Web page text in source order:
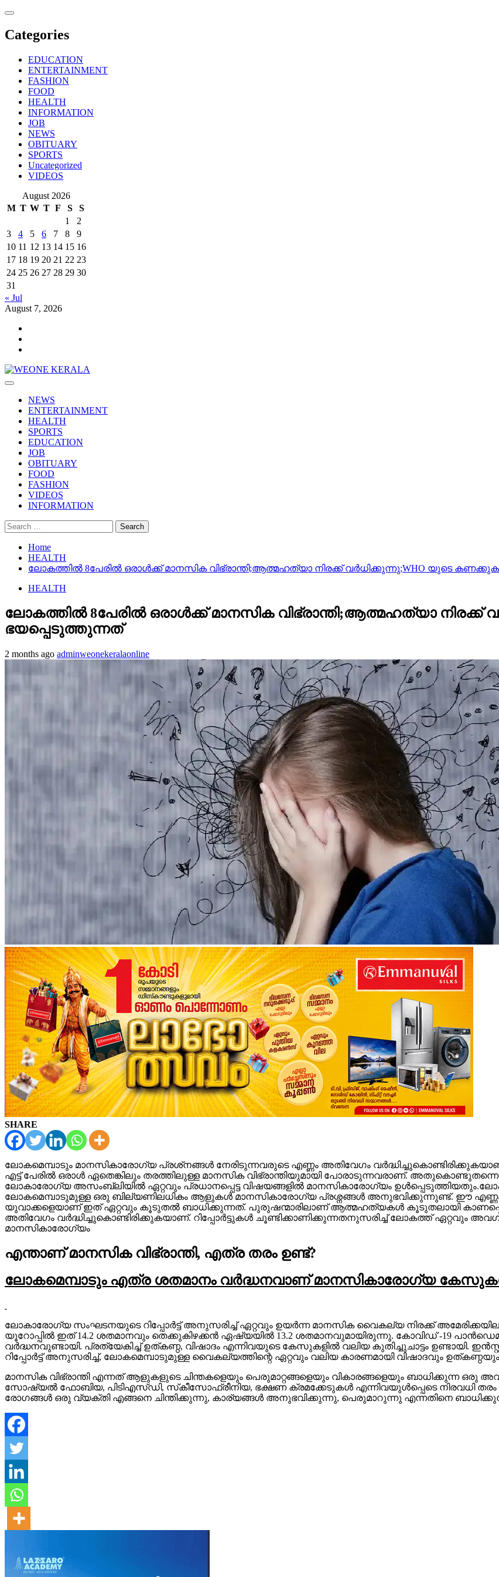
Skip
content
Categories
EDUCATION
ENTERTAINMENT
FASHION
FOOD
HEALTH
INFORMATION
JOB
NEWS
OBITUARY
SPORTS
Uncategorized
VIDEOS
August 2026
M T W T F S
S
1
2
3
4 5 6 7 8
9
10 11 12 13 14 15 16
17 18 19 20 21 22 23
24 25 26 27 28 29 30
31
« Jul
August 7, 2026
Primary
NEWS
ENTERTAINMENT
HEALTH
SPORTS
EDUCATION
JOB
OBITUARY
FOOD
FASHION
VIDEOS
INFORMATION
Search
for:
Home
HEALTH
ലോകത്തിൽ 8പേരിൽ ഒരാൾക്ക് മാനസിക വിഭ്രാന്തി;ആത്മഹത്യാ നിരക്ക് വർധിക്കുന്നു;WHO യുടെ
HEALTH
ലോകത്തിൽ 8പേരിൽ ഒരാൾക്ക് മാനസിക വിഭ്രാന്തി;ആത്മഹത്യാ
ഭയപ്പെടുത്തുന്നത്
2 months ago adminweonekeralaonline
SHARE
ലോകമെമ്പാടും മാനസികാരോഗ്യ പ്രശ്‌നങ്ങള്‍ നേരിടുന്നവരുടെ എണ്ണം അതിവേഗം
എട്ട് പേരില്‍ ഒരാള്‍ ഏതെങ്കിലും തരത്തിലുള്ള മാനസിക വിഭ്രാന്തിയുമായി പോരാടുന്നവരാണ്.
ലോകാരോഗ്യ അസംബ്ലിയില്‍ ഏറ്റവും പ്രധാനപ്പെട്ട വിഷയങ്ങളില്‍ മാനസികാരോഗ്യം
ലോകമെമ്പാടുമുള്ള ഒരു ബില്യണിലധികം ആളുകള്‍ മാനസികാരോഗ്യ പ്രശ്നങ്ങള്‍ അനുഭവിക്കുന്നുണ്ട്. ഈ എണ്ണം
യുവാക്കളെയാണ് ഇത് ഏറ്റവും കൂടുതല്‍ ബാധിക്കുന്നത്. പുരുഷന്മാരിലാണ് ആത്മഹത്യകള്‍ കൂടുതലായി
അതിവേഗം വര്‍ദ്ധിച്ചുകൊണ്ടിരിക്കുകയാണ്. റിപ്പോര്‍ട്ടുകള്‍ ചൂണ്ടിക്കാണിക്കുന്നതനുസരിച്ച് ലോകത്ത് ഏറ്റവും
മാനസികാരോഗ്യം
എന്താണ് മാനസിക വിഭ്രാന്തി, എത്ര തരം ഉണ്ട്?
ലോകമെമ്പാടും എത്ര ശതമാനം വര്‍ദ്ധനവാണ് മാനസികാരോഗ്യ
ലോകാരോഗ്യ സംഘടനയുടെ റിപ്പോര്‍ട്ട് അനുസരിച്ച് ഏറ്റവും ഉയര്‍ന്ന മാനസിക വൈകല്യ നിരക്ക്
യൂറോപ്പില്‍ ഇത് 14.2 ശതമാനവും തെക്കുകിഴക്കന്‍ ഏഷ്യയില്‍ 13.2 ശതമാനവുമായിരുന്നു. കോവിഡ് -19
വര്‍ദ്ധനവുണ്ടായി. പ്രത്യേകിച്ച് ഉത്കണ്ഠ, വിഷാദം എന്നിവയുടെ കേസുകളില്‍ വലിയ കുതിച്ചുചാട്ടം ഉണ്ടായി.
റിപ്പോര്‍ട്ട് അനുസരിച്ച്, ലോകമെമ്പാടുമുള്ള വൈകല്യത്തിന്റെ ഏറ്റവും വലിയ കാരണമായി വിഷാദവും ഉത്കണ്ഠയും
മാനസിക വിഭ്രാന്തി എന്നത് ആളുകളുടെ ചിന്തകളെയും പെരുമാറ്റങ്ങളെയും വികാരങ്ങളെയും ബാധിക്കുന്ന
സോഷ്യല്‍ ഫോബിയ, പിടിഎസ്ഡി, സ്‌കീസോഫ്രീനിയ, ഭക്ഷണ ക്രമക്കേടുകള്‍ എന്നിവയുള്‍പ്പെടെ നിരവധി
രോഗങ്ങള്‍ ഒരു വ്യക്തി എങ്ങനെ ചിന്തിക്കുന്നു, കാര്യങ്ങള്‍ അനുഭവിക്കുന്നു, പെരുമാറുന്നു എന്നതിനെ